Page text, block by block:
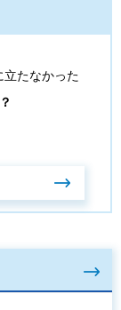
立たなかった